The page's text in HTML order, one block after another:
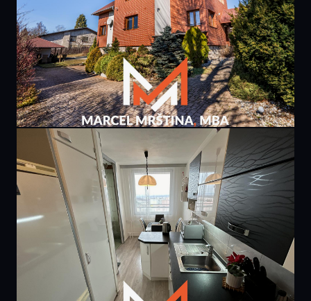
PRODÁNO
9 400 000 Kč
rodinného domu | Borová u Náchoda
307 m² · Borová